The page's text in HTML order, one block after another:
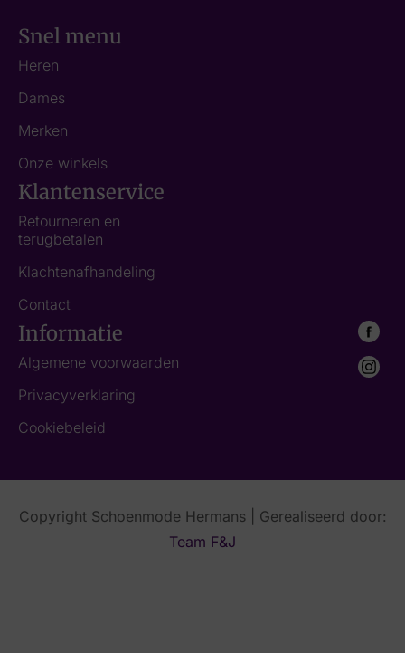
Snel menu
Heren
Dames
Merken
Onze winkels
Klantenservice
Retourneren en
terugbetalen
Klachtenafhandeling
Contact
Informatie
Algemene voorwaarden
Privacyverklaring
Cookiebeleid
Copyright Schoenmode Hermans | Gerealiseerd door:
Team F&J